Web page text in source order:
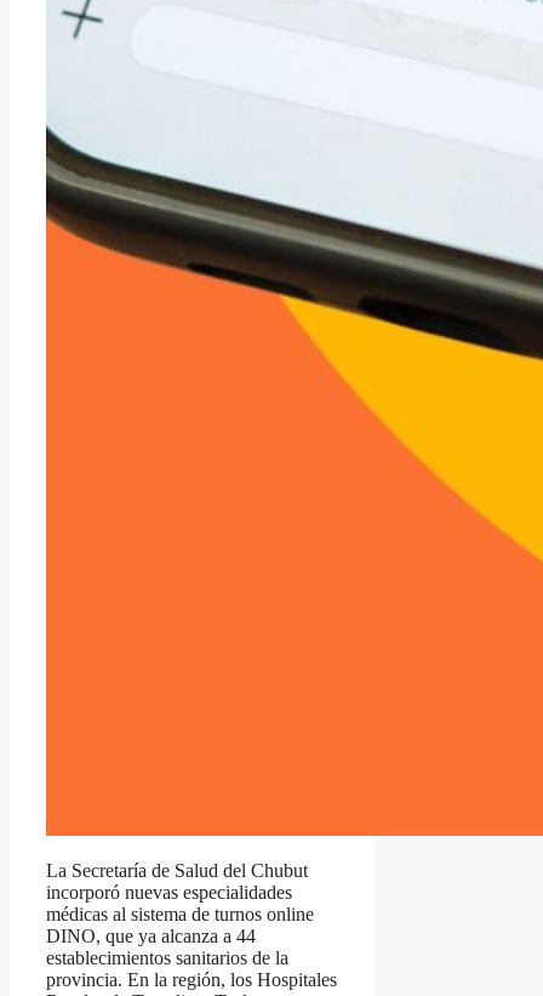
La Secretaría de Salud del Chubut
incorporó nuevas especialidades
médicas al sistema de turnos online
DINO, que ya alcanza a 44
establecimientos sanitarios de la
provincia. En la región, los Hospitales